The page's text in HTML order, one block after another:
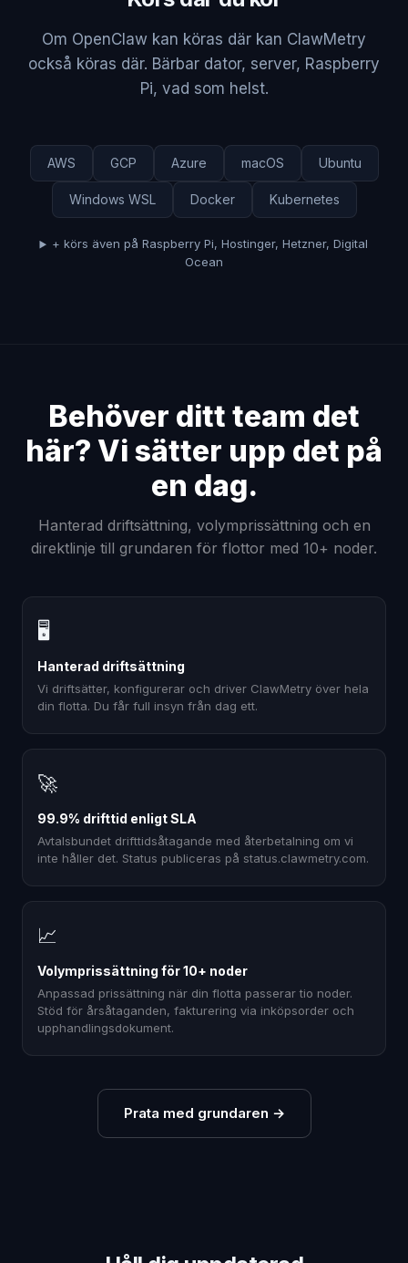
Om OpenClaw kan köras där kan ClawMetry
också köras där. Bärbar dator, server, Raspberry
Pi, vad som helst.
AWS GCP Azure macOS Ubuntu
Windows WSL Docker Kubernetes
+ körs även på Raspberry Pi, Hostinger, Hetzner, Digital
Ocean
Behöver ditt team det
här? Vi sätter upp det på
en dag.
Hanterad driftsättning, volymprissättning och en
direktlinje till grundaren för flottor med 10+ noder.
🖥
Hanterad driftsättning
Vi driftsätter, konfigurerar och driver ClawMetry över hela
din flotta. Du får full insyn från dag ett.
🚀
99.9% drifttid enligt SLA
Avtalsbundet drifttidsåtagande med återbetalning om vi
inte håller det. Status publiceras på status.clawmetry.com.
📈
Volymprissättning för 10+ noder
Anpassad prissättning när din flotta passerar tio noder.
Stöd för årsåtaganden, fakturering via inköpsorder och
upphandlingsdokument.
Prata med grundaren →